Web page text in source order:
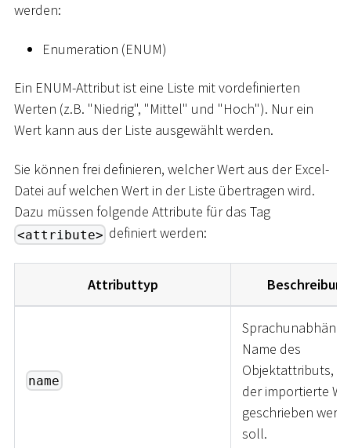
werden:
Enumeration (ENUM)
Ein ENUM-Attribut ist eine Liste mit vordefinierten
Werten (z.B. "Niedrig", "Mittel" und "Hoch"). Nur ein
Wert kann aus der Liste ausgewählt werden.
Sie können frei definieren, welcher Wert aus der Excel-
Datei auf welchen Wert in der Liste übertragen wird.
Dazu müssen folgende Attribute für das Tag
<attribute> definiert werden:
Attributtyp Beschreibung
name
Name des
Objektattributs, in
der importierte
geschrieben
soll.